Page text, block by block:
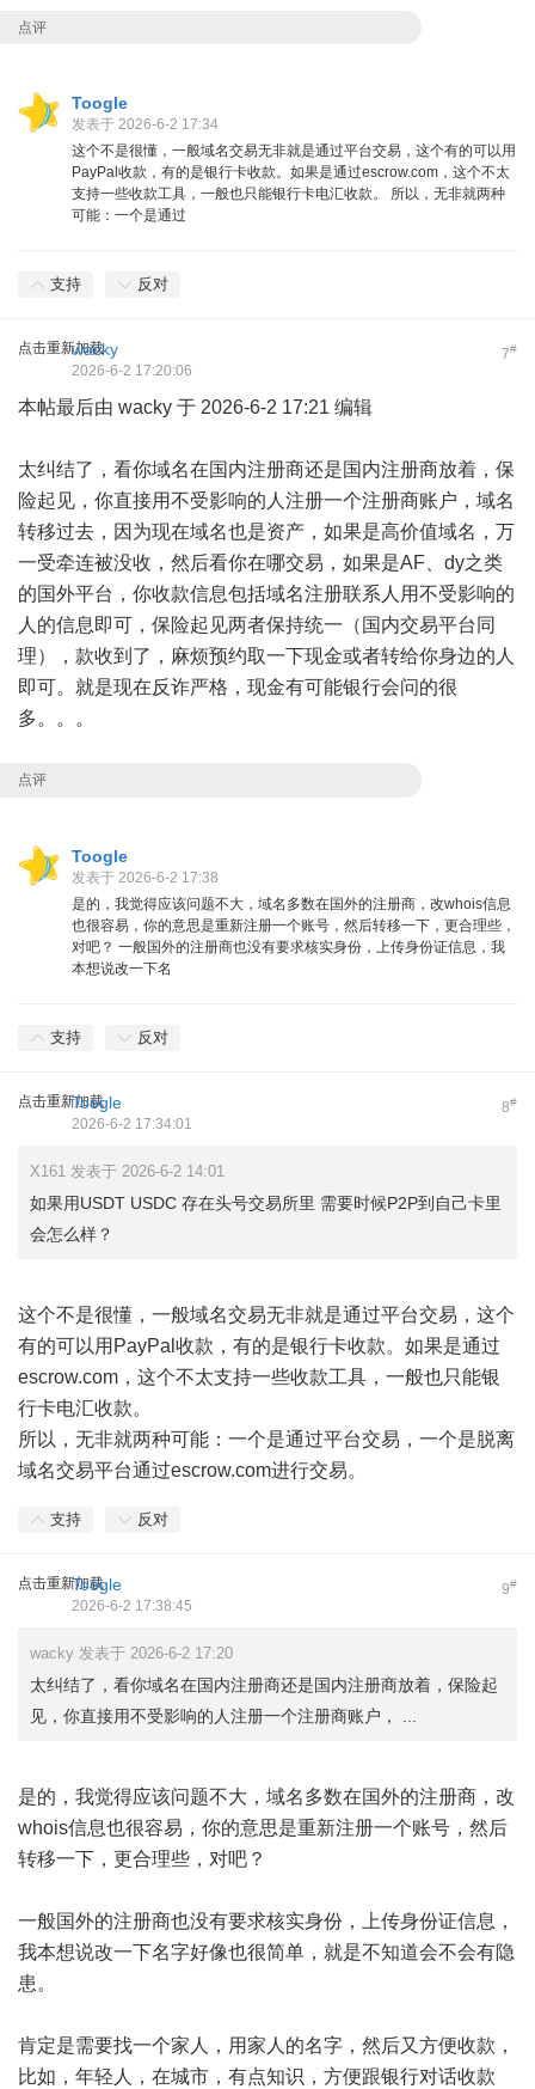
点评
Toogle
发表于 2026-6-2 17:34
这个不是很懂，一般域名交易无非就是通过平台交易，这个有的可以用
PayPal收款，有的是银行卡收款。如果是通过escrow.com，这个不太
支持一些收款工具，一般也只能银行卡电汇收款。 所以，无非就两种
可能：一个是通过
支持 反对
点击重新加载 7#
wacky
2026-6-2 17:20:06
本帖最后由 wacky 于 2026-6-2 17:21 编辑
太纠结了，看你域名在国内注册商还是国内注册商放着，保
险起见，你直接用不受影响的人注册一个注册商账户，域名
转移过去，因为现在域名也是资产，如果是高价值域名，万
一受牵连被没收，然后看你在哪交易，如果是AF、dy之类
的国外平台，你收款信息包括域名注册联系人用不受影响的
人的信息即可，保险起见两者保持统一（国内交易平台同
理），款收到了，麻烦预约取一下现金或者转给你身边的人
即可。就是现在反诈严格，现金有可能银行会问的很
多。。。
点评
Toogle
发表于 2026-6-2 17:38
是的，我觉得应该问题不大，域名多数在国外的注册商，改whois信息
也很容易，你的意思是重新注册一个账号，然后转移一下，更合理些，
对吧？ 一般国外的注册商也没有要求核实身份，上传身份证信息，我
本想说改一下名
支持 反对
点击重新加载 8#
Toogle
2026-6-2 17:34:01
X161 发表于 2026-6-2 14:01
如果用USDT USDC 存在头号交易所里 需要时候P2P到自己卡里
会怎么样？
这个不是很懂，一般域名交易无非就是通过平台交易，这个
有的可以用PayPal收款，有的是银行卡收款。如果是通过
escrow.com，这个不太支持一些收款工具，一般也只能银
行卡电汇收款。
所以，无非就两种可能：一个是通过平台交易，一个是脱离
域名交易平台通过escrow.com进行交易。
支持 反对
点击重新加载 9#
Toogle
2026-6-2 17:38:45
wacky 发表于 2026-6-2 17:20
太纠结了，看你域名在国内注册商还是国内注册商放着，保险起
见，你直接用不受影响的人注册一个注册商账户， ...
是的，我觉得应该问题不大，域名多数在国外的注册商，改
whois信息也很容易，你的意思是重新注册一个账号，然后
转移一下，更合理些，对吧？
一般国外的注册商也没有要求核实身份，上传身份证信息，
我本想说改一下名字好像也很简单，就是不知道会不会有隐
患。
肯定是需要找一个家人，用家人的名字，然后又方便收款，
比如，年轻人，在城市，有点知识，方便跟银行对话收款